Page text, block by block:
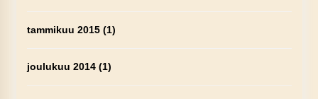
tammikuu 2015(1)
joulukuu 2014(1)